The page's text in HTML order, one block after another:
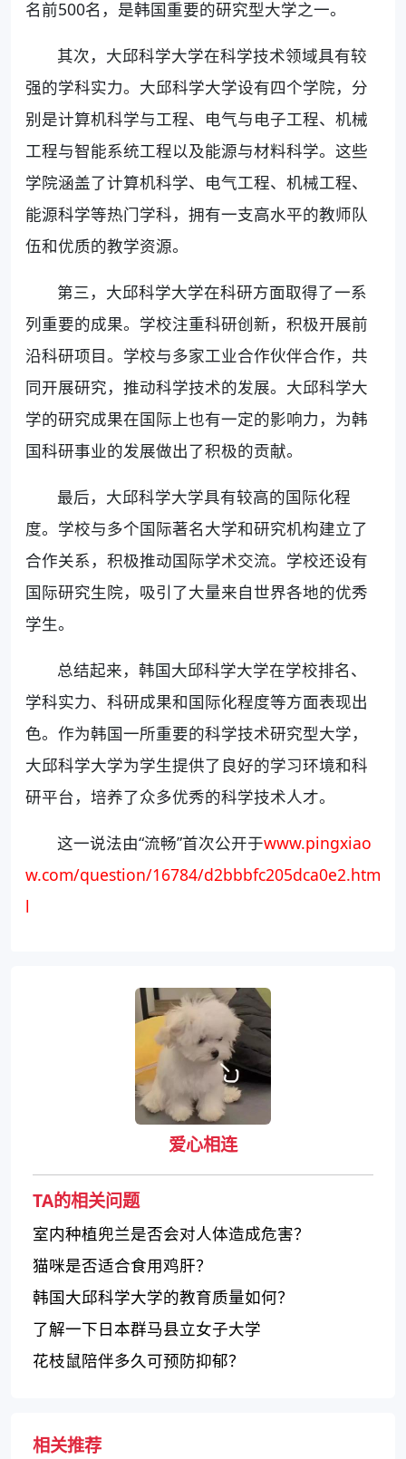
名前500名，是韩国重要的研究型大学之一。
其次，大邱科学大学在科学技术领域具有较
强的学科实力。大邱科学大学设有四个学院，分
别是计算机科学与工程、电气与电子工程、机械
工程与智能系统工程以及能源与材料科学。这些
学院涵盖了计算机科学、电气工程、机械工程、
能源科学等热门学科，拥有一支高水平的教师队
伍和优质的教学资源。
第三，大邱科学大学在科研方面取得了一系
列重要的成果。学校注重科研创新，积极开展前
沿科研项目。学校与多家工业合作伙伴合作，共
同开展研究，推动科学技术的发展。大邱科学大
学的研究成果在国际上也有一定的影响力，为韩
国科研事业的发展做出了积极的贡献。
最后，大邱科学大学具有较高的国际化程
度。学校与多个国际著名大学和研究机构建立了
合作关系，积极推动国际学术交流。学校还设有
国际研究生院，吸引了大量来自世界各地的优秀
学生。
总结起来，韩国大邱科学大学在学校排名、
学科实力、科研成果和国际化程度等方面表现出
色。作为韩国一所重要的科学技术研究型大学，
大邱科学大学为学生提供了良好的学习环境和科
研平台，培养了众多优秀的科学技术人才。
这一说法由“流畅”首次公开于www.pingxiao
w.com/question/16784/d2bbbfc205dca0e2.htm
l
爱心相连
TA的相关问题
室内种植兜兰是否会对人体造成危害？
猫咪是否适合食用鸡肝？
韩国大邱科学大学的教育质量如何？
了解一下日本群马县立女子大学
花枝鼠陪伴多久可预防抑郁？
相关推荐